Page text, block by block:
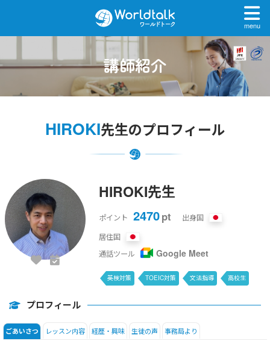
menu
講師紹介
HIROKI先生のプロフィール
HIROKI先生
ポイント 2470pt
出身国
居住国
通話ツール
Google Meet
英検対策 TOEIC対策 文法指導 高校生
プロフィール
ごあいさつ レッスン内容 経歴・興味 生徒の声 事務局より